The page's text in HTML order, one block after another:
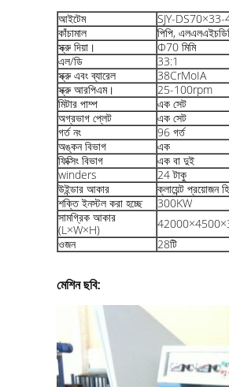
আইটেম SJY-
কাঁচামাল
পিপি,
স্ক্রু দিয়া।
Φ70 মিমি
এল/ডি
33:1
স্ক্রু এবং ব্যারেল
38CrMoIA
স্ক্রু আরপিএম।
25-100rpm
মিটার পাম্প
এক সেট
অগ্রভাগ প্লেট
এক সেট
গর্ত নং
96 গর্ত
অঙ্কন বিভাগ
এক
ফিক্সিং বিভাগ
এক বা দুই
winders
24 টাকু
উইন্ডার আকার
ক্লায়েন্ট প্রয়োজন
শক্তি ইনস্টল করা হচ্ছে
300KW
সামগ্রিক আকার
(L×W×H)
ওজন
28টি
মেশিন ছবি: